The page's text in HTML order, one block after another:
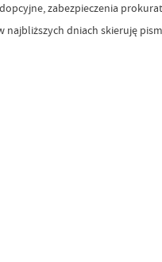
zabezpieczenia
najbliższych dniach skieruję